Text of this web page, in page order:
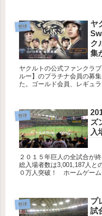
野球
ヤ
ク
集
ヤクルトの公式ファンクラ
ルー】のプラチナ会員の募
た。ゴールド会員、レギュ
野球
ズ
入
２０１５年巨人の全試合が
総入場者数は3,001,187人と
０万人突破！ ホームゲー
野球
プ
試